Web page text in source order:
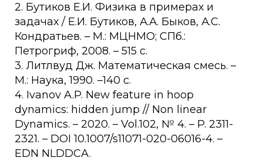
2. Бутиков Е.И. Физика в примерах и
задачах / Е.И. Бутиков, А.А. Быков, А.С.
Кондратьев. – М.: МЦНМО; СПб.:
Петрогриф, 2008. – 515 с.
3. Литлвуд Дж. Математическая смесь. –
М.: Наука, 1990. –140 с.
4. Ivanov A.P. New feature in hoop
dynamics: hidden jump // Non linear
Dynamics. – 2020. – Vol.102, № 4. – P. 2311-
2321. – DOI 10.1007/s11071-020-06016-4. –
EDN NLDDCA.